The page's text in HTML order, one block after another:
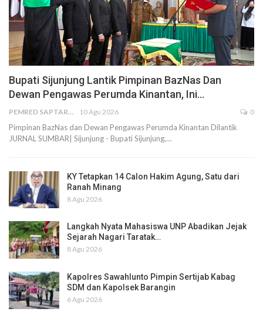
Bupati Sijunjung Lantik Pimpinan BazNas Dan
Dewan Pengawas Perumda Kinantan, Ini…
PEMRED SAPTARIUS 10 Agu 2026 0
Pimpinan BazNas dan Dewan Pengawas Perumda Kinantan Dilantik
JURNAL SUMBAR| Sijunjung - Bupati Sijunjung,…
KY Tetapkan 14 Calon Hakim Agung, Satu dari
Ranah Minang
8 Agu 2026
Langkah Nyata Mahasiswa UNP Abadikan Jejak
Sejarah Nagari Taratak…
8 Agu 2026
Kapolres Sawahlunto Pimpin Sertijab Kabag
SDM dan Kapolsek Barangin
6 Agu 2026